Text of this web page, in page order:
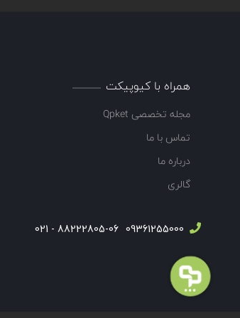
همراه با کیوپیکت
مجله تخصصی Qpket
تماس با ما
درباره ما
گالری
09361255000
88222805-06 - 021